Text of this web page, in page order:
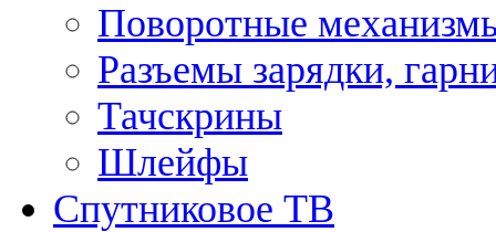
Поворотные
Разъемы зарядки,
Тачскрины
Шлейфы
Спутниковое ТВ